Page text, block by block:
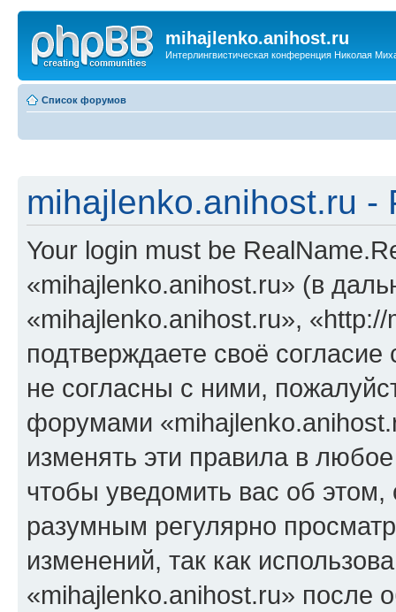
mihajlenko.anihost.ru
Интерлингвистическая конференция Николая
Список форумов
mihajlenko.anihost.ru -
Your login must be
«mihajlenko.anihost.ru» (в
«mihajlenko.anihost.ru»,
подтверждаете своё
не согласны с ними,
форумами
изменять эти правила в
чтобы уведомить вас об
разумным регулярно
изменений, так как
«mihajlenko.anihost.ru» после